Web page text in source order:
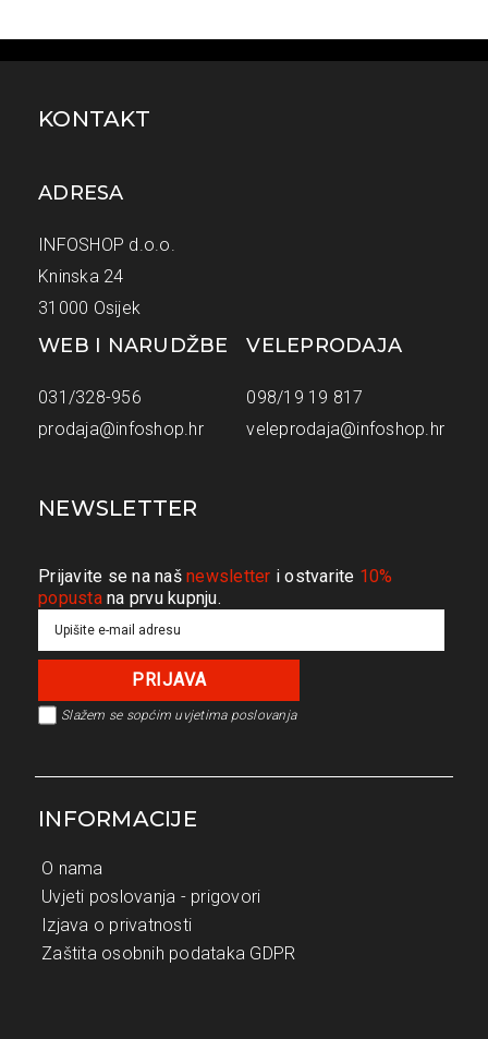
KONTAKT
ADRESA
INFOSHOP d.o.o.
Kninska 24
31000 Osijek
WEB I NARUDŽBE
031/328-956
prodaja@infoshop.hr
VELEPRODAJA
098/19 19 817
veleprodaja@infoshop.hr
NEWSLETTER
Prijavite se na naš newsletter i ostvarite 10%
popustana prvu kupnju.
Slažem se sopćim uvjetima poslovanja
INFORMACIJE
O nama
Uvjeti poslovanja - prigovori
Izjava o privatnosti
Zaštita osobnih podataka GDPR